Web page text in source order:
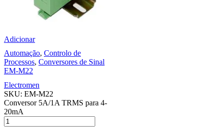
Adicionar
Automação, Controlo de
Processos, Conversores de Sinal
EM-M22
Electromen
SKU: EM-M22
Conversor 5A/1A TRMS para 4-
20mA